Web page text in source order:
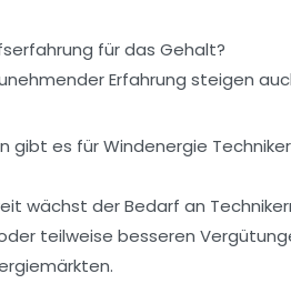
für das Gehalt?
Erfahrung steigen
gibt es für Windenergie
wächst der Bedarf an
teilweise besseren